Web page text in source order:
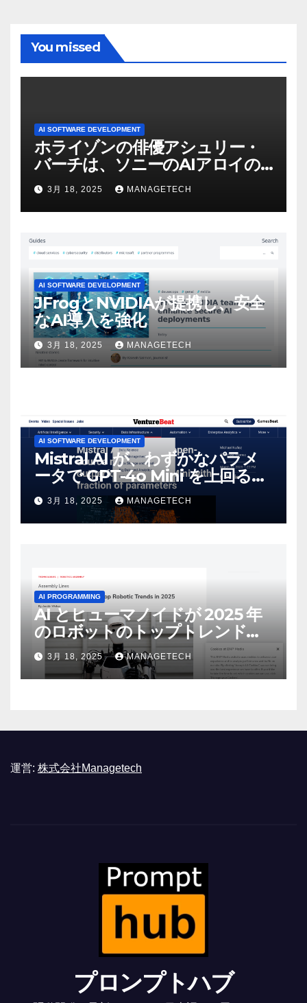
You missed
AI SOFTWARE DEVELOPMENT
ホライゾンの俳優アシュリー・
バーチは、ソニーのAIアロイの
ビデオを見て「ゲームパフォー
マンスという芸術形式に不安を
感じた」と語る – IGN
3月 18, 2025 MANAGETECH
AI SOFTWARE DEVELOPMENT
JFrogとNVIDIAが提携し、安全
なAI導入を強化
3月 18, 2025 MANAGETECH
AI SOFTWARE DEVELOPMENT
Mistral AI が、わずかなパラメ
ータで GPT-4o Mini を上回る新
しいオープンソース モデルをリ
リース | VentureBeat
3月 18, 2025 MANAGETECH
AI PROGRAMMING
AI とヒューマノイドが 2025 年
のロボットのトップトレンドに |
ASSEMBLY
3月 18, 2025 MANAGETECH
運営: 株式会社Managetech
プロンプトハブ